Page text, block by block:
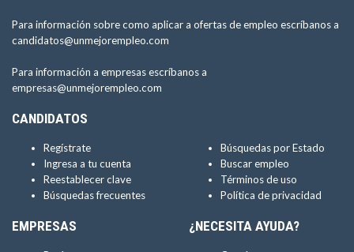
Para información sobre como aplicar a ofertas de empleo escríbanos a
candidatos@unmejorempleo.com
Para información a empresas escríbanos a
empresas@unmejorempleo.com
CANDIDATOS
Regístrate
Ingresa a tu cuenta
Reestablecer clave
Búsquedas frecuentes
Búsquedas por Estado
Buscar empleo
Términos de uso
Política de privacidad
EMPRESAS ¿NECESITA AYUDA?